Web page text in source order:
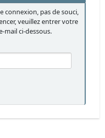
connexion, pas de souci,
veuillez entrer votre
mail ci-dessous.